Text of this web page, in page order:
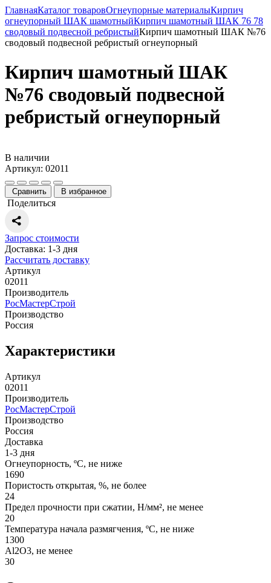
ГлавнаяКаталог товаровОгнеупорные материалыКирпич
огнеупорный ШАК шамотныйКирпич шамотный ШАК 76 78
сводовый подвесной ребристыйКирпич шамотный ШАК №76
сводовый подвесной ребристый огнеупорный
Кирпич шамотный ШАК
№76 сводовый подвесной
ребристый огнеупорный
В наличии
Артикул: 02011
Сравнить В избранное
Поделиться
Запрос стоимости
Доставка: 1-3 дня
Рассчитать доставку
Артикул
02011
Производитель
РосМастерСтрой
Производство
Россия
Характеристики
Артикул
02011
Производитель
РосМастерСтрой
Производство
Россия
Доставка
1-3 дня
Огнеупорность, ºС, не ниже
1690
Пористость открытая, %, не более
24
Предел прочности при сжатии, Н/мм², не менее
20
Температура начала размягчения, ºС, не ниже
1300
Аl2О3, не менее
30